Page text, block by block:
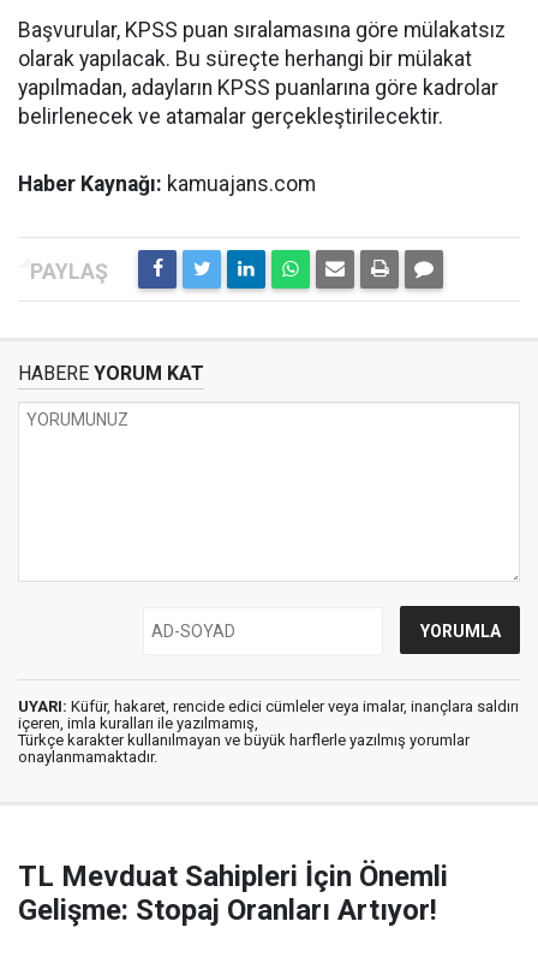
Başvurular, KPSS puan sıralamasına göre mülakatsız
olarak yapılacak. Bu süreçte herhangi bir mülakat
yapılmadan, adayların KPSS puanlarına göre kadrolar
belirlenecek ve atamalar gerçekleştirilecektir.
Haber Kaynağı: kamuajans.com
HABERE YORUM KAT
UYARI: Küfür, hakaret, rencide edici cümleler veya imalar, inançlara saldırı
içeren, imla kuralları ile yazılmamış,
Türkçe karakter kullanılmayan ve büyük harflerle yazılmış yorumlar
onaylanmamaktadır.
TL Mevduat Sahipleri İçin Önemli
Gelişme: Stopaj Oranları Artıyor!